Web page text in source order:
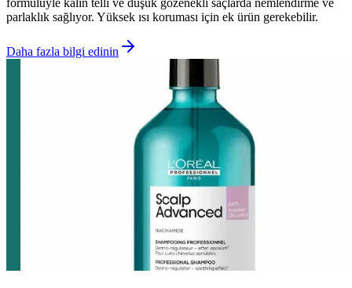
formülüyle kalın telli ve düşük gözenekli saçlarda nemlendirme ve
parlaklık sağlıyor. Yüksek ısı koruması için ek ürün gerekebilir.
Daha fazla bilgi edinin